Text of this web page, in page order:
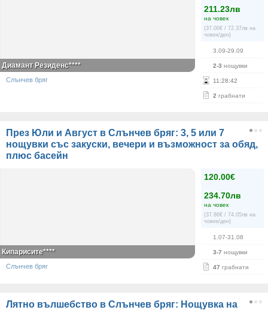
211.23лв
на човек
(37.00€ / 72.37лв на
човек/ден)
3.09-29.09
2-3 нощувки
11 :28:42
2 грабнати
Диамант Резиденс****
Слънчев бряг
През Юли и Август в Слънчев бряг: 3, 5 или 7
нощувки със закуски, вечери и възможност за обяд,
плюс басейн
120.00€
234.70лв
на човек
(37.86€ / 74.05лв на
човек/ден)
1.07-31.08
3-7 нощувки
47 грабнати
Кипарисите****
Слънчев бряг
Лятно вълшебство в Слънчев бряг: Нощувка на